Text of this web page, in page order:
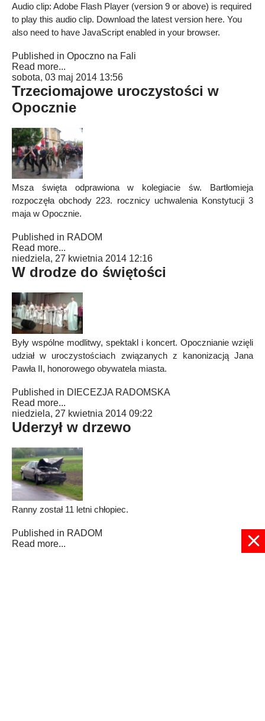
Audio clip: Adobe Flash Player (version 9 or above) is required
to play this audio clip. Download the latest version here. You
also need to have JavaScript enabled in your browser.
Published in Opoczno na Fali
Read more...
sobota, 03 maj 2014 13:56
Trzeciomajowe uroczystości w
Opocznie
Msza święta odprawiona w kolegiacie św. Bartłomieja
rozpoczęła obchody 223. rocznicy uchwalenia Konstytucji 3
maja w Opocznie.
Published in RADOM
Read more...
niedziela, 27 kwietnia 2014 12:16
W drodze do świętości
Były wspólne modlitwy, spektakl i koncert. Opocznianie wzięli
udział w uroczystościach związanych z kanonizacją Jana
Pawła II, honorowego obywatela miasta.
Published in DIECEZJA RADOMSKA
Read more...
niedziela, 27 kwietnia 2014 09:22
Uderzył w drzewo
Ranny został 11 letni chłopiec.
Published in RADOM
Read more...